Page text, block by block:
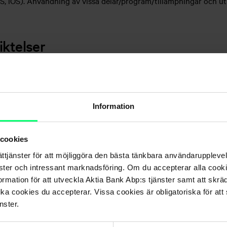
Information
för att möjliggöra den bästa tänkbara
och intressant marknadsföring. Om du accepterar alla
för att utveckla Aktia Bank Abp:s tjänster samt att
cookies du accepterar. Vissa cookies är obligatoriska för att
regelbundna datasäkerhetsuppdateringar.
lag, god sed samt villkoren och avtalen enligt punkt 1.3.
eller tredje part.
han förorsakat Aktia, Samarbetspartner, annan